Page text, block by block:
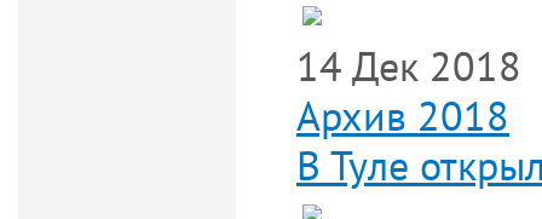
14 Дек 2018
Архив 2018
В Туле